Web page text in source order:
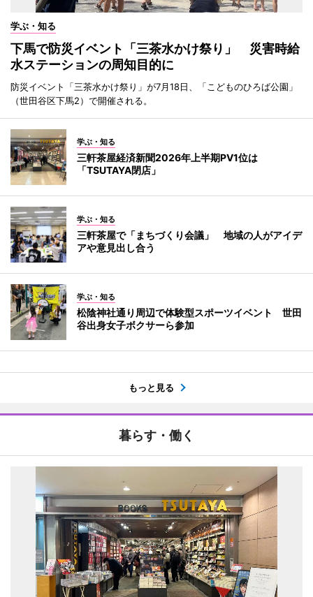
学ぶ・知る
下馬で防災イベント「三茶水かけ祭り」 災害時給
水ステーションの周知目的に
防災イベント「三茶水かけ祭り」が7月18日、「こどものひろば公園」
（世田谷区下馬2）で開催される。
学ぶ・知る
三軒茶屋経済新聞2026年上半期PV1位は
「TSUTAYA閉店」
学ぶ・知る
三軒茶屋で「まちづくり会議」 地域の人がアイデ
アや意見出し合う
学ぶ・知る
松陰神社通り周辺で体験型スポーツイベント 世田
谷出身女子ボクサーら参加
もっと見る
暮らす・働く